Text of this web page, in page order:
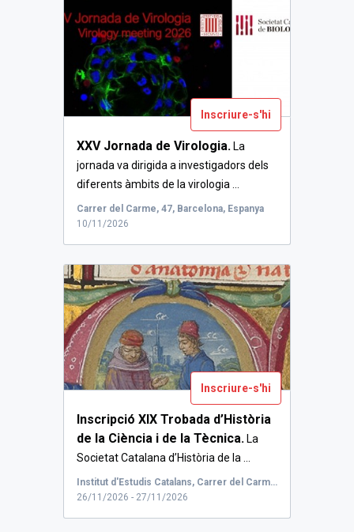
Inscriure-s'hi
XXV Jornada de Virologia. La
jornada va dirigida a investigadors dels
diferents àmbits de la virologia ...
Carrer del Carme, 47, Barcelona, Espanya
10/11/2026
Inscriure-s'hi
Inscripció XIX Trobada d’Història
de la Ciència i de la Tècnica. La
Societat Catalana d’Història de la ...
Institut d'Estudis Catalans, Carrer del Carme, Barcelona, Spain
26/11/2026 - 27/11/2026